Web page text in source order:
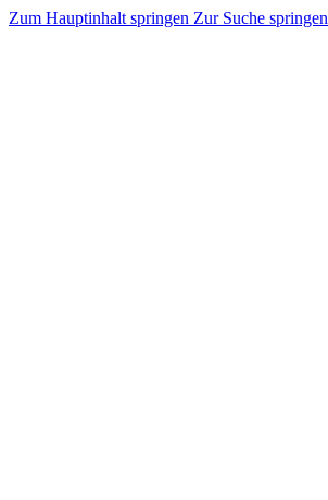
Zum Hauptinhalt springen Zur Suche springen